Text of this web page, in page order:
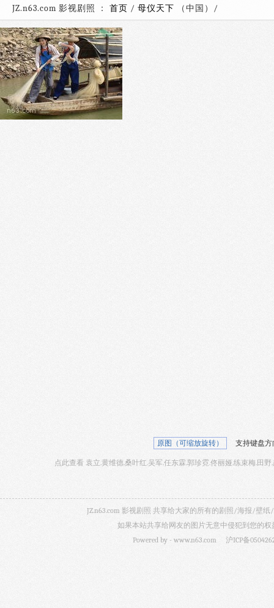
JZ.n63.com 影视剧照 ： 首页 / 母仪天下 （中国）
原图（可缩放旋转） 支持键盘方
点此查看 袁立.黄维德.桑叶红.吴军.任东霖.郭珍霓.佟丽娅.练束梅.田
JZ.n63.com 影视剧照 共享给大家的所有的剧照/海报/壁
如果本站共享给网友的图片无意中侵犯到您的
Powered by - www.n63.com 沪ICP备